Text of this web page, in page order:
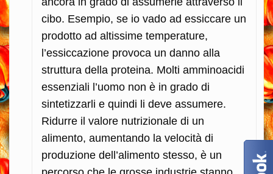
cibo. Esempio, se io vado ad essiccare un
prodotto ad altissime temperature,
l’essiccazione provoca un danno alla
struttura della proteina. Molti amminoacidi
essenziali l’uomo non è in grado di
sintetizzarli e quindi li deve assumere.
Ridurre il valore nutrizionale di un
alimento, aumentando la velocità di
produzione dell’alimento stesso, è un